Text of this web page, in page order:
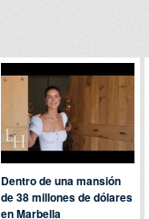
Dentro de una mansión
de 38 millones de dólares
en Marbella